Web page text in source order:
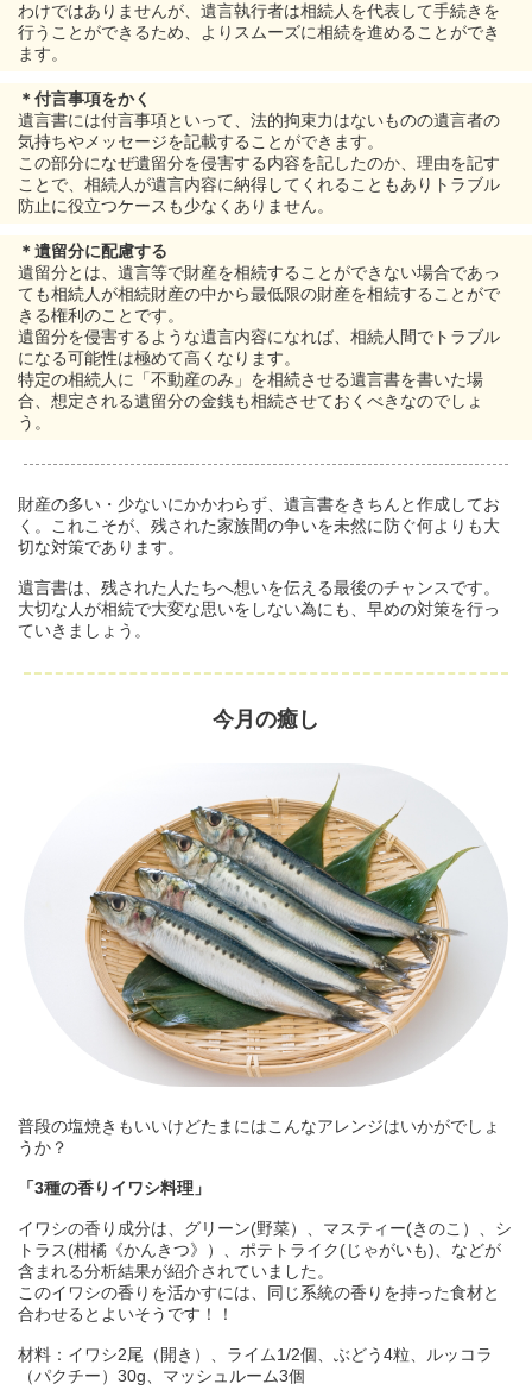
わけではありませんが、遺言執行者は相続人を代表して手続きを
行うことができるため、よりスムーズに相続を進めることができ
ます。
＊付言事項をかく
遺言書には付言事項といって、法的拘束力はないものの遺言者の
気持ちやメッセージを記載することができます。
この部分になぜ遺留分を侵害する内容を記したのか、理由を記す
ことで、相続人が遺言内容に納得してくれることもありトラブル
防止に役立つケースも少なくありません。
＊遺留分に配慮する
遺留分とは、遺言等で財産を相続することができない場合であっ
ても相続人が相続財産の中から最低限の財産を相続することがで
きる権利のことです。
遺留分を侵害するような遺言内容になれば、相続人間でトラブル
になる可能性は極めて高くなります。
特定の相続人に「不動産のみ」を相続させる遺言書を書いた場
合、想定される遺留分の金銭も相続させておくべきなのでしょ
う。
財産の多い・少ないにかかわらず、遺言書をきちんと作成してお
く。これこそが、残された家族間の争いを未然に防ぐ何よりも大
切な対策であります。
遺言書は、残された人たちへ想いを伝える最後のチャンスです。
大切な人が相続で大変な思いをしない為にも、早めの対策を行っ
ていきましょう。
今月の癒し
普段の塩焼きもいいけどたまにはこんなアレンジはいかがでしょ
うか？
「3種の香りイワシ料理」
イワシの香り成分は、グリーン(野菜）、マスティー(きのこ）、シ
トラス(柑橘《かんきつ》）、ポテトライク(じゃがいも)、などが
含まれる分析結果が紹介されていました。
このイワシの香りを活かすには、同じ系統の香りを持った食材と
合わせるとよいそうです！！
材料：イワシ2尾（開き）、ライム1/2個、ぶどう4粒、ルッコラ
（パクチー）30g、マッシュルーム3個